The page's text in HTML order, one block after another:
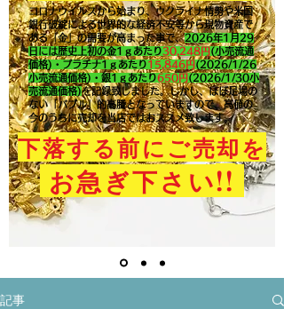
コロナウイルスから始まり、ウクライナ情勢や米国
銀行破綻による世界的な経済不安等から現物資産で
ある「金」の需要が高まった事で、2026年1月29
日には歴史上初の金1ｇあたり30,248円 (小売流通
価格)・プラチナ1ｇあたり15,846円 (2026/1/26
小売流通価格)・銀1ｇあたり650円 (2026/1/30小
売流通価格)を記録致しました。​しかし、ほぼ足場の
ない「バブル」的高騰となっていますので、高値の
今のうちに売却を当店ではおススメ致します。
下落する前にご売却を
お急ぎ下さい!!
記事